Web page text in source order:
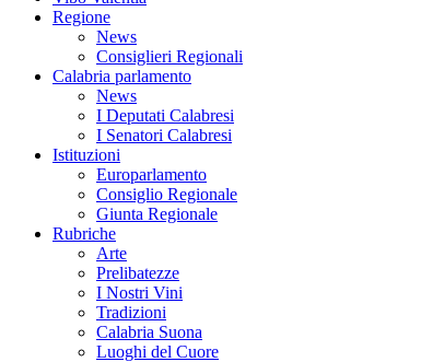
Regione
News
Consiglieri Regionali
Calabria parlamento
News
I Deputati Calabresi
I Senatori Calabresi
Istituzioni
Europarlamento
Consiglio Regionale
Giunta Regionale
Rubriche
Arte
Prelibatezze
I Nostri Vini
Tradizioni
Calabria Suona
Luoghi del Cuore